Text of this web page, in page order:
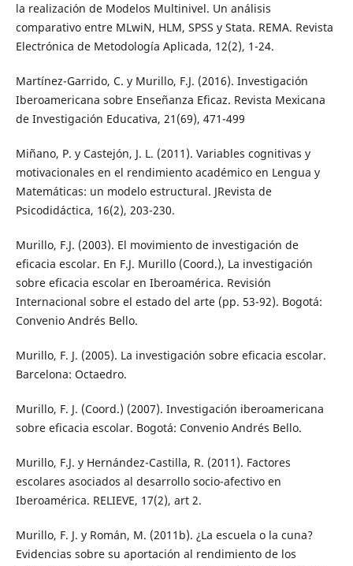
la realización de Modelos Multinivel. Un análisis
comparativo entre MLwiN, HLM, SPSS y Stata. REMA. Revista
Electrónica de Metodología Aplicada, 12(2), 1-24.
Martínez-Garrido, C. y Murillo, F.J. (2016). Investigación
Iberoamericana sobre Enseñanza Eficaz. Revista Mexicana
de Investigación Educativa, 21(69), 471-499
Miñano, P. y Castejón, J. L. (2011). Variables cognitivas y
motivacionales en el rendimiento académico en Lengua y
Matemáticas: un modelo estructural. JRevista de
Psicodidáctica, 16(2), 203-230.
Murillo, F.J. (2003). El movimiento de investigación de
eficacia escolar. En F.J. Murillo (Coord.), La investigación
sobre eficacia escolar en Iberoamérica. Revisión
Internacional sobre el estado del arte (pp. 53-92). Bogotá:
Convenio Andrés Bello.
Murillo, F. J. (2005). La investigación sobre eficacia escolar.
Barcelona: Octaedro.
Murillo, F. J. (Coord.) (2007). Investigación iberoamericana
sobre eficacia escolar. Bogotá: Convenio Andrés Bello.
Murillo, F.J. y Hernández-Castilla, R. (2011). Factores
escolares asociados al desarrollo socio-afectivo en
Iberoamérica. RELIEVE, 17(2), art 2.
Murillo, F. J. y Román, M. (2011b). ¿La escuela o la cuna?
Evidencias sobre su aportación al rendimiento de los